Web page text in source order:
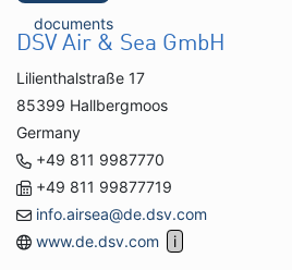
documents
DSV Air & Sea GmbH
Lilienthalstraße 17
85399 Hallbergmoos
Germany
+49 811 9987770
+49 811 99877719
info.airsea@de.dsv.com
www.de.dsv.com